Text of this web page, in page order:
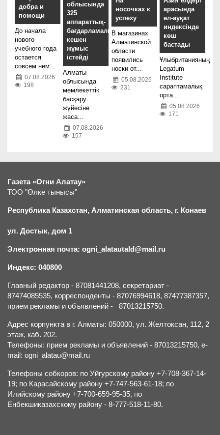
добра и
помощи
До начала
нового
учебного года
остается
совсем нем...
07.08.2026
198
облысында
325
аппараттық-
бағдарламалық
кешен
жұмыс
істейді
Алматы
облысында
мемлекеттік
басқару
жүйесіне
жаса...
07.08.2026
157
носочках к
успеху
В магазинах
Алматинской
области
появились
носки от...
05.08.2026
231
арасында
әл-ауқат
индексінде
көш
бастады
Ұлыбританияның
Legatum
Institute
сараптамалық
орта...
05.08.2026
171
Газета «Огни Алатау»
ТОО "Өлке тынысы"
Республика Казахстан, Алматинская область, г. Конаев
ул. Достык, дом 1
Электронная почта: ogni_alatautald@mail.ru
Индекс: 040800
Главный редактор - 87081441208, секретариат -
87474085535, корреспонденты - 87076994618, 87477387357,
прием рекламы и объявлений - 87013215750.
Адрес корпункта в г. Алматы: 050000, ул. Желтоксан, 112, 2
этаж, каб. 202.
Телефоны: прием рекламы и объявлений - 87013215750, e-
mail: ogni_alatau@mail.ru
Телефоны собкоров: по Уйгурскому району +7-708-367-14-
19; по Карасайскому району +7-747-563-61-18; по
Илийскому району +7-700-659-95-35, по
Енбекшиказахскому району - 8-777-518-11-80.